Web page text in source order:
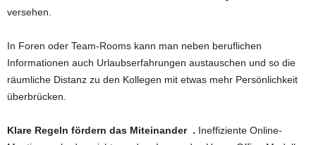
versehen.
In Foren oder Team-Rooms kann man neben beruflichen
Informationen auch Urlaubserfahrungen austauschen und so die
räumliche Distanz zu den Kollegen mit etwas mehr Persönlichkeit
überbrücken.
Klare Regeln fördern das Miteinander . Ineffiziente Online-